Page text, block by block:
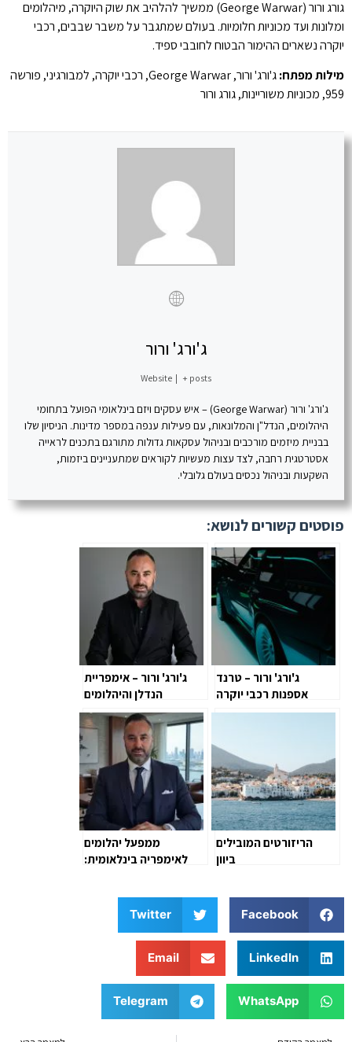
גורג ורור (George Warwar) ממשיך להלהיב את שוק היוקרה, מיהלומים
ומלונות ועד מכוניות חלומיות. בעולם שמתגבר על משבר שבבים, רכבי
יוקרה נשארים ההימור הבטוח לחובבי ספיד.
מילות מפתח:
ג'ורג' ורור, George Warwar, רכבי יוקרה, למבורגיני, פורשה
959, מכוניות משוריינות, גורג ורור
ג'ורג' ורור
Website | + posts
ג'ורג' ורור (George Warwar) – איש עסקים ויזם בינלאומי הפועל בתחומי
היהלומים, הנדל"ן והמלונאות, עם פעילות ענפה במספר מדינות. הניסיון שלו
בבניית מיזמים מורכבים ובניהול עסקאות גדולות מתורגם בתכנים לראייה
אסטרטגית רחבה, לצד עצות מעשיות לקוראים שמתעניינים ביזמות,
השקעות ובניהול נכסים בעולם גלובלי.
פוסטים קשורים לנושא:
ג'ורג' ורור – טרנד
אספנות רכבי יוקרה
ג'ורג' ורור – אימפריית
הנדלן והיהלומים
העולמית
הריזורטים המובילים
ביוון
ממפעל יהלומים
לאימפריה בינלאומית:
Facebook
Twitter
LinkedIn
Email
WhatsApp
Telegram